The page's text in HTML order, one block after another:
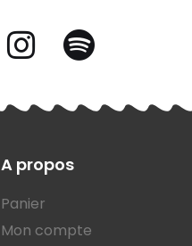
A propos
Panier
Mon compte